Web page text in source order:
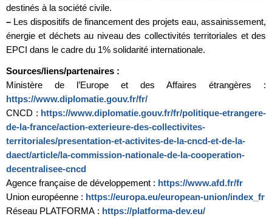
destinés à la société civile.
– Les dispositifs de financement des projets eau, assainissement,
énergie et déchets au niveau des collectivités territoriales et des
EPCI dans le cadre du 1% solidarité internationale.
Sources/liens/partenaires :
Ministère de l’Europe et des Affaires étrangères :
https://www.diplomatie.gouv.fr/fr/
CNCD : https://www.diplomatie.gouv.fr/fr/politique-etrangere-
de-la-france/action-exterieure-des-collectivites-
territoriales/presentation-et-activites-de-la-cncd-et-de-la-
daect/article/la-commission-nationale-de-la-cooperation-
decentralisee-cncd
Agence française de développement : https://www.afd.fr/fr
Union européenne : https://europa.eu/european-union/index_fr
Réseau PLATFORMA : https://platforma-dev.eu/